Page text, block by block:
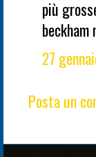
più
beckham
27
Posta un